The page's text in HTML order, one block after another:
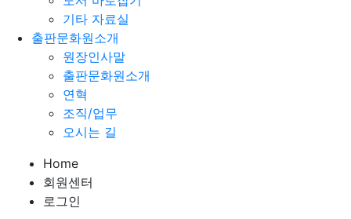
기타 자료실
출판문화원소개
원장인사말
출판문화원소개
연혁
조직/업무
오시는 길
Home
회원센터
로그인